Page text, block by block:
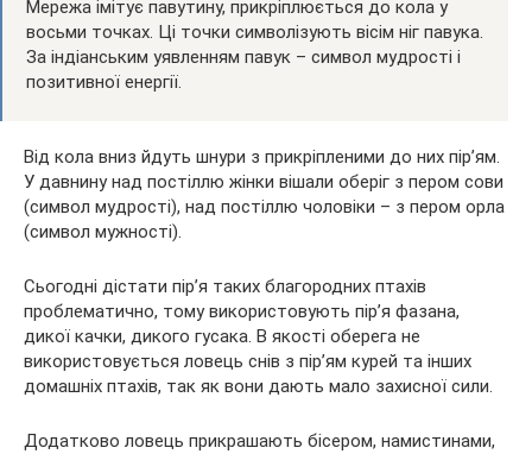
Мережа імітує павутину, прикріплюється до кола у
восьми точках. Ці точки символізують вісім ніг павука.
За індіанським уявленням павук – символ мудрості і
позитивної енергії.
Від кола вниз йдуть шнури з прикріпленими до них пір’ям.
У давнину над постіллю жінки вішали оберіг з пером сови
(символ мудрості), над постіллю чоловіки – з пером орла
(символ мужності).
Сьогодні дістати пір’я таких благородних птахів
проблематично, тому використовують пір’я фазана,
дикої качки, дикого гусака. В якості оберега не
використовується ловець снів з пір’ям курей та інших
домашніх птахів, так як вони дають мало захисної сили.
Додатково ловець прикрашають бісером, намистинами,